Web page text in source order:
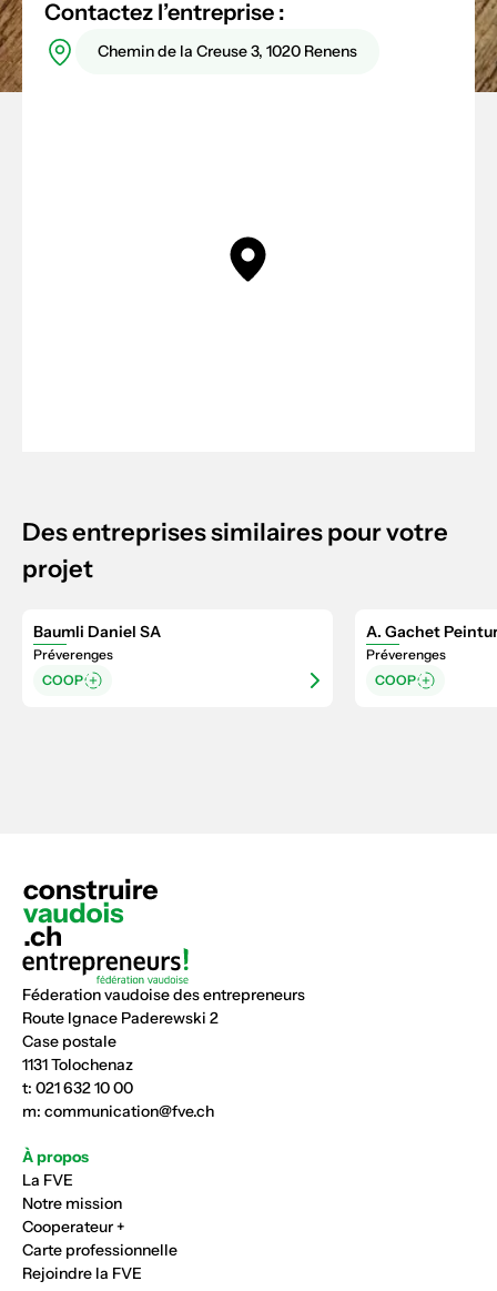
Contactez l’entreprise :
Chemin de la Creuse 3, 1020 Renens
Des entreprises similaires pour votre
projet
Baumli Daniel SA
Préverenges
COOP
A. Gachet
Préverenges
COOP
Féderation vaudoise des entrepreneurs
Route Ignace Paderewski 2
Case postale
1131 Tolochenaz
t: 021 632 10 00
m: communication@fve.ch
À propos
La FVE
Notre mission
Cooperateur +
Carte professionnelle
Rejoindre la FVE